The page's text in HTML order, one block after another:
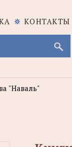
КОНТАКТЫ
"Наваль"